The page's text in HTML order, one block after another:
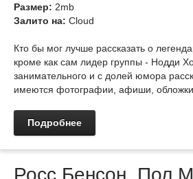
Размер: 2mb
Залито на: Cloud
Кто бы мог лучше рассказать о
кроме как сам лидер группы - Нодди
занимательного и с долей юмора
имеются фотографии, афиши, обложки
Подробнее
Росс Бенсон. Пол